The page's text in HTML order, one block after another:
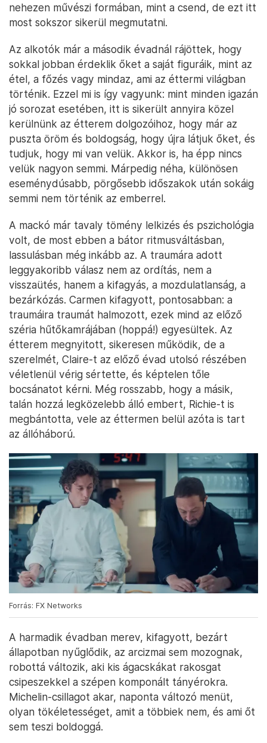
nehezen művészi formában, mint a csend, de ezt itt
most sokszor sikerül megmutatni.
Az alkotók már a második évadnál rájöttek, hogy
sokkal jobban érdeklik őket a saját figuráik, mint az
étel, a főzés vagy mindaz, ami az éttermi világban
történik. Ezzel mi is így vagyunk: mint minden igazán
jó sorozat esetében, itt is sikerült annyira közel
kerülnünk az étterem dolgozóihoz, hogy már az
puszta öröm és boldogság, hogy újra látjuk őket, és
tudjuk, hogy mi van velük. Akkor is, ha épp nincs
velük nagyon semmi. Márpedig néha, különösen
eseménydúsabb, pörgősebb időszakok után sokáig
semmi nem történik az emberrel.
A mackó már tavaly tömény lelkizés és pszichológia
volt, de most ebben a bátor ritmusváltásban,
lassulásban még inkább az. A traumára adott
leggyakoribb válasz nem az ordítás, nem a
visszaütés, hanem a kifagyás, a mozdulatlanság, a
bezárkózás. Carmen kifagyott, pontosabban: a
traumáira traumát halmozott, ezek mind az előző
széria hűtőkamrájában (hoppá!) egyesültek. Az
étterem megnyitott, sikeresen működik, de a
szerelmét, Claire-t az előző évad utolsó részében
véletlenül vérig sértette, és képtelen tőle
bocsánatot kérni. Még rosszabb, hogy a másik,
talán hozzá legközelebb álló embert, Richie-t is
megbántotta, vele az éttermen belül azóta is tart
az állóháború.
Forrás: FX Networks
A harmadik évadban merev, kifagyott, bezárt
állapotban nyűglődik, az arcizmai sem mozognak,
robottá változik, aki kis ágacskákat rakosgat
csipeszekkel a szépen komponált tányérokra.
Michelin-csillagot akar, naponta változó menüt,
olyan tökéletességet, amit a többiek nem, és ami őt
sem teszi boldoggá.